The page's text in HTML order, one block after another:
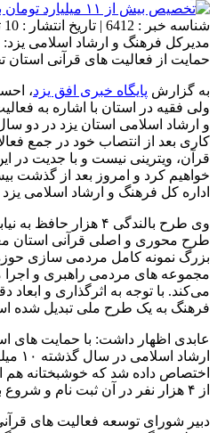
شناسه خبر : 6412 | تاریخ انتشار : 10 تیر 1403 - 12:57 |
حمایت از فعالیت های قرآنی
به گزارش پایگاه خبری افق یزد،
ولی فقیه در استان با اشاره به
و ارشاد اسلامی استان یزد در دو
کاری بعد از انتصاب خود در جمع
قرآن، ویترینی نیست و با جدیت در
اداره کل فرهنگ و ارشاد اسلامی
طرح محوری و اصلی قرآنی استان
بزرگ نمونه کامل مردمی سازی
مجموعه های مردمی راهبری و اجرا
می‌کند. با توجه به اثرگذاری و ابعاد
فرهنگ به یک طرح ملی تبدیل شده
عابدی اظهار داشت: با حمایت های
اختصاص داده شد که خوشبختانه
از ۴ هزار نفر در آن ثبت نام و شروع به حفظ قرآن کریم کرده اند.
دبیر شورای توسعه فعالیت های